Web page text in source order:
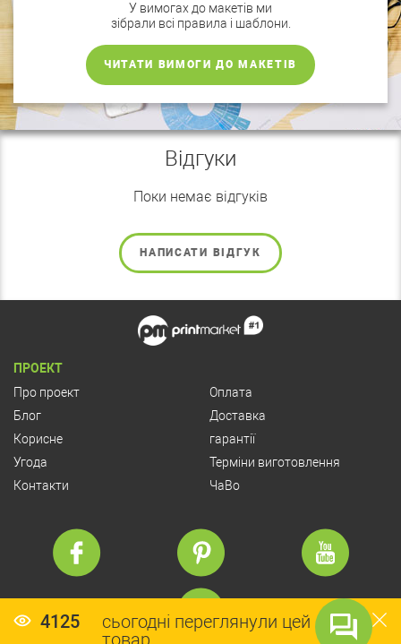
У вимогах до макетів ми
зібрали всі правила і шаблони.
ЧИТАТИ ВИМОГИ ДО МАКЕТІВ
Відгуки
Поки немає відгуків
НАПИСАТИ ВІДГУК
4125
сьогодні переглянули цей
товар
ПРОЕКТ
Про проект
Блог
Корисне
Угода
Контакти
Оплата
Доставка
гарантії
Терміни виготовлення
ЧаВо